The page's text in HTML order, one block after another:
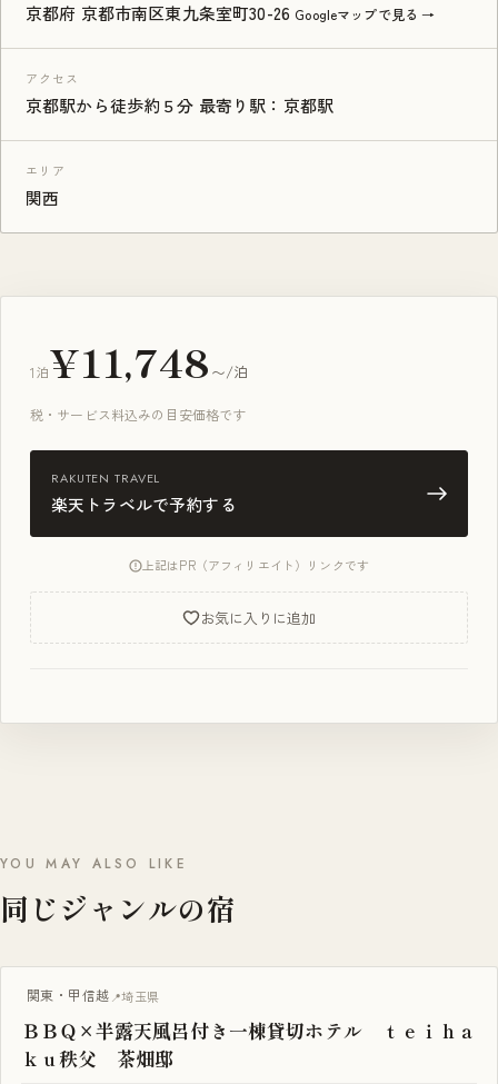
京都府 京都市南区東九条室町30-26 Googleマップで見る →
アクセス
京都駅から徒歩約５分 最寄り駅：京都駅
エリア
関西
1泊¥11,748 〜/泊
税・サービス料込みの目安価格です
RAKUTEN TRAVEL
楽天トラベルで予約する
上記はPR（アフィリエイト）リンクです
お気に入りに追加
YOU MAY ALSO LIKE
同じジャンルの宿
BBQ・焚き火
関東・甲信越 埼玉県
ＢＢＱ×半露天風呂付き一棟貸切ホテル ｔｅｉｈａ
ｋｕ秩父 茶畑邸